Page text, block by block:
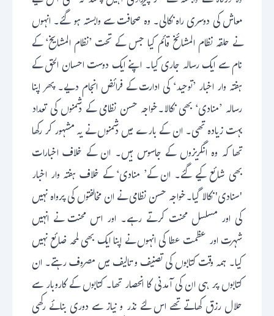
معاش کی دوسری راہ نکالی۔ وہ صحافت سے وابستہ ہو گئے۔ انہوں
نے حلقہ نظام المشائخ قائم کیا جس کے تحت ’نظام المشایخ‘ کے
نام سے ایک رسالہ جاری کیا۔ اپنے ایک دوست احسان الحق کے
ہفتہ وار اخبار ’توحید‘ کی ادارت کے فرائض انجام دیے۔ پھر اپنا
رسالہ ’منادی‘ بھی نکالا۔خواجہ حسن نظامی کے دشمنوں کی تعداد
بہت زیادہ تھی۔ ان کے بارے میں دشمنوں نے یہ مشہور کر رکھا
تھا کہ وہ انگریزوں کے جاسوس ہیں۔ ان کے خلاف اخبارات
بھی شائع کیے گئے۔ ان کے’ منادی‘ کے خلاف ہفتہ وار اخبار
'سنادی' نکالا گیا۔خواجہ حسن نظامی نے ان مخالفتوں کی پرواہ نہیں
کی اور مسلسل محنت کرتے رہے۔ اور اس محنت نے انہیں
شہرت اور عظمت عطا کی انہوں نے اپنا ایک بھی لمحہ ضائع نہیں
کیا۔ ہمہ وقت کتابوں کی تصنیف و تالیف میں مصروف رہتے۔ ان
کتابوں پر ہی ان کی آمدنی کا انحصار تھا۔ کتابوں کے کاروبار سے
حلال رزق کھاتے تھے اس لئے نذر و نیاز سے دوری بنائے رکھی